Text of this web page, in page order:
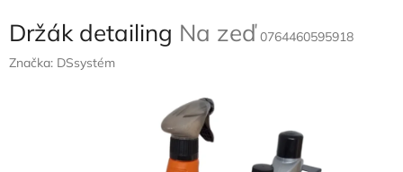
Držák detailing Na zeď 0764460595918
Značka: DSsystém